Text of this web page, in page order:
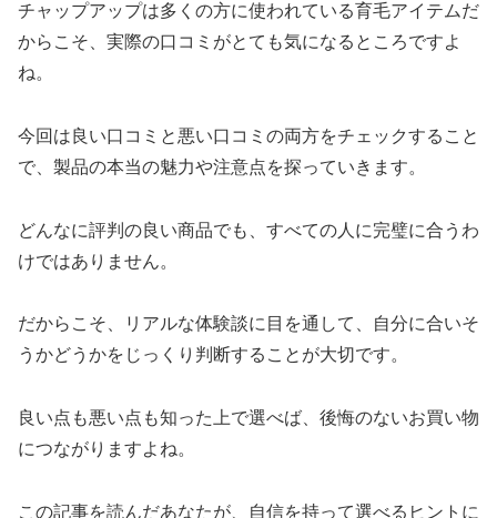
チャップアップは多くの方に使われている育毛アイテムだ
からこそ、実際の口コミがとても気になるところですよ
ね。
今回は良い口コミと悪い口コミの両方をチェックすること
で、製品の本当の魅力や注意点を探っていきます。
どんなに評判の良い商品でも、すべての人に完璧に合うわ
けではありません。
だからこそ、リアルな体験談に目を通して、自分に合いそ
うかどうかをじっくり判断することが大切です。
良い点も悪い点も知った上で選べば、後悔のないお買い物
につながりますよね。
この記事を読んだあなたが、自信を持って選べるヒントに